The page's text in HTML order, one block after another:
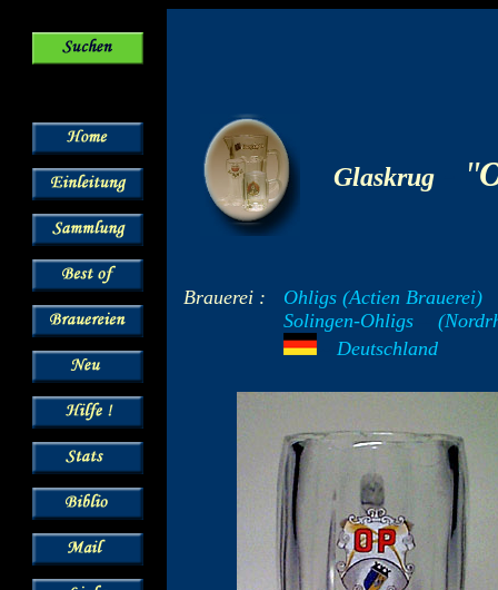
Glaskrug "
Brauerei :
Ohligs (Actien Brauerei)
Solingen-Ohligs
Deutschland